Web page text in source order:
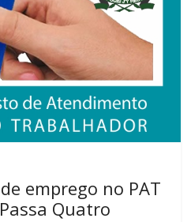
emprego no PAT
Quatro